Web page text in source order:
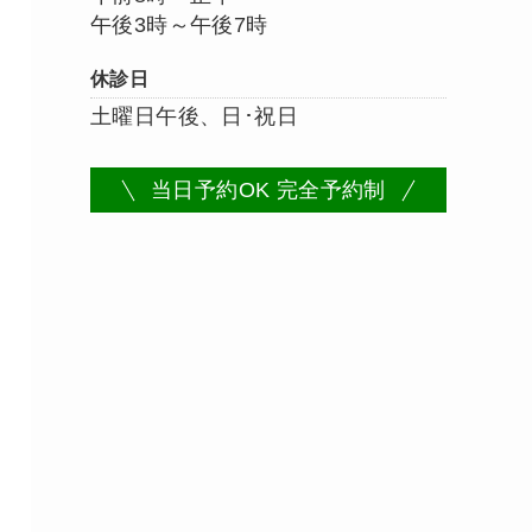
午後3時～午後7時
休診日
土曜日午後、日･祝日
当日予約OK 完全予約制